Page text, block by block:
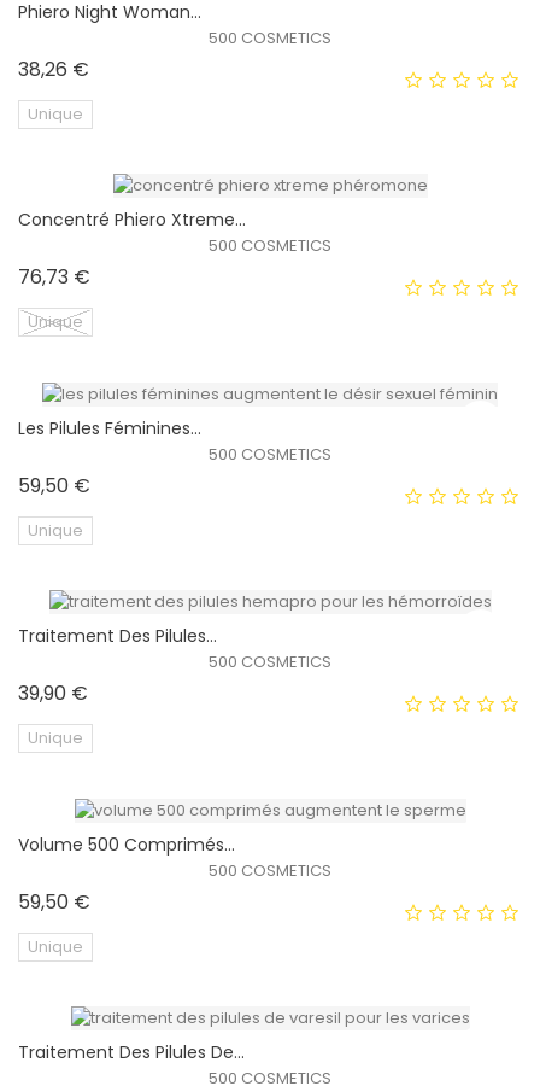
EXCLUSIVITÉ WEB !
EXCLUSIVITÉ WEB !
Phiero Night Woman...
500 COSMETICS
38,26 €
Unique
EXCLUSIVITÉ WEB !
HORS STOCK
Concentré Phiero Xtreme...
500 COSMETICS
76,73 €
Unique
EXCLUSIVITÉ WEB !
Les Pilules Féminines...
500 COSMETICS
59,50 €
Unique
EXCLUSIVITÉ WEB !
Traitement Des Pilules...
500 COSMETICS
39,90 €
Unique
EXCLUSIVITÉ WEB !
Volume 500 Comprimés...
500 COSMETICS
59,50 €
Unique
Traitement Des Pilules De...
500 COSMETICS